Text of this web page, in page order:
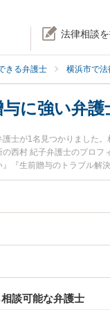
法律相談
きる弁護士 横浜市で
に強い弁護
士が1名見つかりました
西村 紀子弁護士のプロ
『生前贈与のトラブル
者さんにおすすめです。
談可能な弁護士